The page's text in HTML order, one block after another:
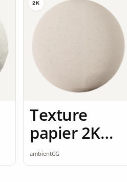
2K
Texture
papier 2K
seamless
ambientCG